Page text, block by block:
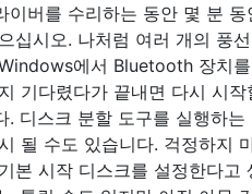
이버를 수리하는 동안 몇 분 동
십시오. 나처럼 여러 개의 풍
에서 Bluetooth 장치
기다렸다가 끝내면 다시 시작
. 디스크 분할 도구를 실행하는
될 수도 있습니다. 걱정하지
본 시작 디스크를 설정한다고